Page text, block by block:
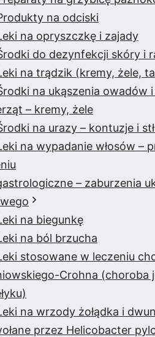
na odciski
na opryszczkę i zajady
do dezynfekcji skóry i
na trądzik (kremy, żele,
na ukąszenia owadów
– kremy, żele
na urazy – kontuzje i
na wypadanie włosów –
– zaburzenia
na biegunkę
na ból brzucha
stosowane w leczeniu
Crohna (choroba
na wrzody żołądka i
przez Helicobacter